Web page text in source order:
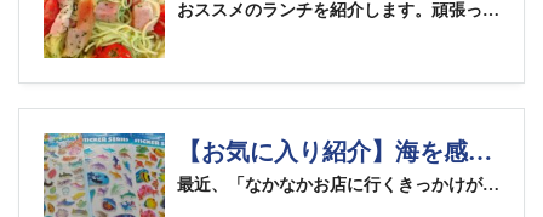
おススメのランチを紹介します。頑張って紹介しているので長文ですが最後まで読んでもらえると嬉しいです。 お店は冬季限定の『カキのパスタグラタン』がとっても有名＆大人気の【公園のベンチ】。長野市松代町のR403沿いにあるレストランです。長野インターからは車で5分くらいでしょうか。 こちらのレストランは何を頼んでも美味しくて、ランチタイムはいつも混みあっています。電話での予約も可能なので時間がタイトな場合は事前に問い合わせをしていただくのが確実です。 そんな中でも私のおすすめは、・平日限定ランチメニュー・仲良しさんと一緒に、が前提で・もう、何も考えずおすすめメニューを頂けると三拍子揃った(?)、月替わりのランチメニューの中でも二人でシェアして頂くペアランチです。サラダ・ピッツァ・パスタ・プチデザート・ドリンクがセットになっているメニューです。 少し前のメニューになりますが私が実際に頼んだ例をご紹介します。 写真：サラダ
【お気に入り紹介】海を感じる「ぷくぷくシール」のご案内
最近、「なかなかお店に行くきっかけがなくて……」というお声をいただくことがあります。そこで、お店の雰囲気を少しでも身近に感じていただけるよう、私のお気に入りアイテムを定期的にお伝えしていくことにしました！ 「これ可愛い！」「欲しい！」と思った方は、メールやSNSからの「お取り置き依頼」も大歓迎です。お気軽にご連絡くださいね。 今回の主役は、「ぷくぷくシール（海の仲間たち）」です！ 見てください、このボリューム！今回入荷したのは、ウミウシが主役の「アクアプラネット」や、イルカたちが泳ぐ「ラブリーメモリーズ」など、海の人気者が詰まったシリーズです。 ぷっくりとした立体感が、たまらなく可愛いんです。ダイビングのログブックをデコレーションしたり、バディのログページにちょこんと貼ってあげたりと、使い道はいろいろ。1mmほどの厚みがある樹脂製なので、多少の水濡れなら平気なのも嬉しいポイントです。 ドロップみたいにツヤツヤで、眺めているだけでも楽しくなってきます。実はパッケージの裏には、シールの仲間たちの名前や説明も載っているんですよ。 カラフルな魚たちを眺めているだけで、海の中にいるような楽しい気分になってきますよね。 黒背景のアイテムに貼ると、シールの色がパッと鮮やかに引き立ちます！私は愛用しているReFa（リファ）のハートブラシのケースをデコレーションしてみました。漆黒のケースがまるで夜の海のようで、お魚がキラキラ泳いでいるみたいですよね。自分の持ち物に少し貼るだけで、「自分だけのオリジナルアイテム」に早変わり。樹脂製でぷっくりしているので、手に持ったときの手触りも楽しいですよ。 黒い背景に貼ると、色がパッと映えてさらに素敵ですよ。私は愛用している「ReFa（リファ）のハートブラシ」のケースに貼ってカスタマイズしています！ 【数量限定】お試しプレゼント！ 店頭には、実際に手にとってご覧いただける見本用のシートもご用意しています。「自分の持ち物に合うか試してみたい」という方には、お一人様１枚(１シートではありません)を差し上げていますので、ぜひスタッフに声をかけてくださいね。 ReFaハートブラシ 外部リンクが開きます